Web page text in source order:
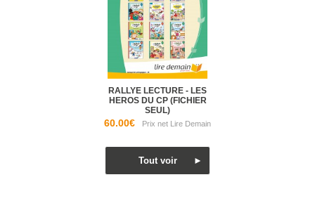
RALLYE LECTURE - LES
HEROS DU CP (FICHIER
SEUL)
60.00€